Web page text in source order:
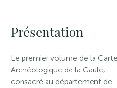
Présentation
Le premier volume de la Carte
Archéologique de la Gaule,
consacré au département de